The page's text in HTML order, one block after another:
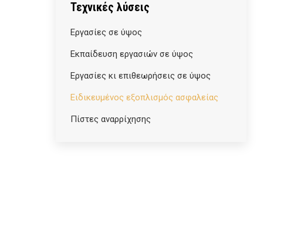
Τεχνικές λύσεις
Εργασίες σε ύψος
Εκπαίδευση εργασιών σε ύψος
Εργασίες κι επιθεωρήσεις σε ύψος
Ειδικευμένος εξοπλισμός ασφαλείας
Πίστες αναρρίχησης